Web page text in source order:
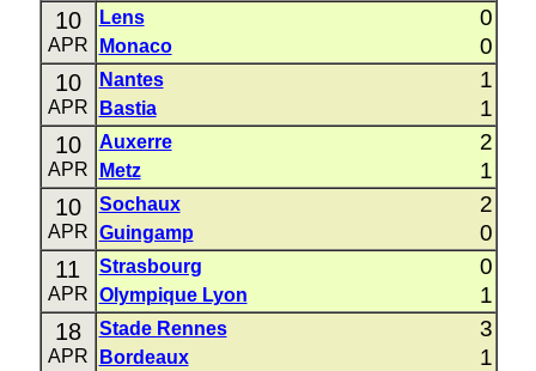
10
APR
Lens 0
Monaco 0
10
APR
Nantes 1
Bastia 1
10
APR
Auxerre 2
Metz 1
10
APR
Sochaux 2
Guingamp 0
11
APR
Strasbourg 0
Olympique Lyon 1
18
APR
Stade Rennes 3
Bordeaux 1